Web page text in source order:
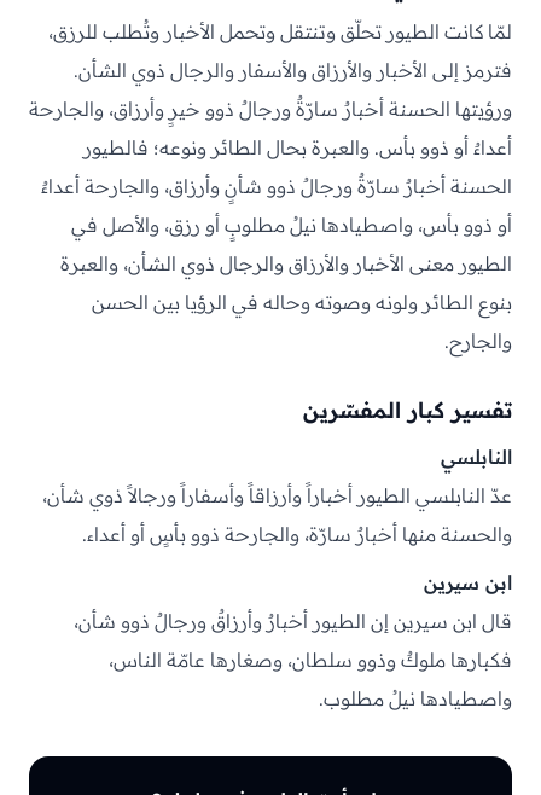
لمّا كانت الطيور تحلّق وتنتقل وتحمل الأخبار وتُطلب للرزق،
فترمز إلى الأخبار والأرزاق والأسفار والرجال ذوي الشأن.
ورؤيتها الحسنة أخبارٌ سارّةٌ ورجالٌ ذوو خيرٍ وأرزاق، والجارحة
أعداءٌ أو ذوو بأس. والعبرة بحال الطائر ونوعه؛ فالطيور
الحسنة أخبارٌ سارّةٌ ورجالٌ ذوو شأنٍ وأرزاق، والجارحة أعداءٌ
أو ذوو بأس، واصطيادها نيلُ مطلوبٍ أو رزق، والأصل في
الطيور معنى الأخبار والأرزاق والرجال ذوي الشأن، والعبرة
بنوع الطائر ولونه وصوته وحاله في الرؤيا بين الحسن
والجارح.
تفسير كبار المفسّرين
النابلسي
عدّ النابلسي الطيور أخباراً وأرزاقاً وأسفاراً ورجالاً ذوي شأن،
والحسنة منها أخبارٌ سارّة، والجارحة ذوو بأسٍ أو أعداء.
ابن سيرين
قال ابن سيرين إن الطيور أخبارٌ وأرزاقٌ ورجالٌ ذوو شأن،
فكبارها ملوكٌ وذوو سلطان، وصغارها عامّة الناس،
واصطيادها نيلُ مطلوب.